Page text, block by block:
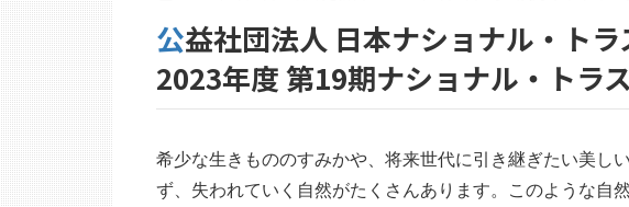
公益社団法人 日本ナショナル・ト
2023年度 第19期ナショナル・トラ
希少な生きもののすみかや、将来世代に引き継ぎたい美し
ず、失われていく自然がたくさんあります。このような自